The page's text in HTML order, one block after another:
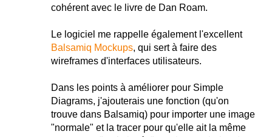
cohérent avec le livre de Dan Roam.
Le logiciel me rappelle également l'excellent
Balsamiq Mockups, qui sert à faire des
wireframes d'interfaces utilisateurs.
Dans les points à améliorer pour Simple
Diagrams, j'ajouterais une fonction (qu'on
trouve dans Balsamiq) pour importer une image
"normale" et la tracer pour qu'elle ait la même